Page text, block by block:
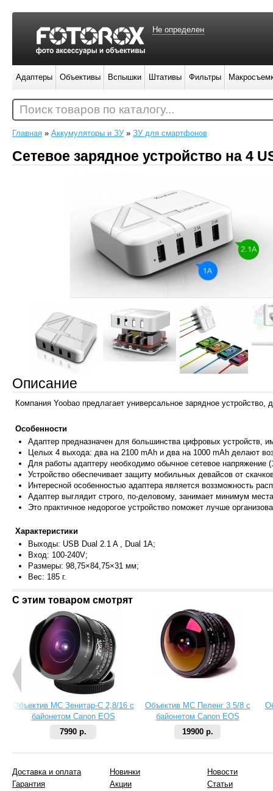
Главная » Аккумуляторы и ЗУ » ЗУ для смартфонов
Сетевое зарядное устройство на 4
Описание
Компания Yoobao предлагает универсальное зарядное
Особенности
Адаптер предназначен для большинства цифровых устройств,
Целых 4 выхода: два на 2100 mAh и два на 1000 mAh делают
Для работы адаптеру необходимо обычное сетевое напряжение
Устройство обеспечивает защиту мобильных девайсов от
Интересной особенностью адаптера является воззможность
Адаптер выглядит строго, по-деловому, занимает минимум
Это практичное недорогое устройство поможет лучше
Характеристики
Выходы: USB Dual 2.1 A , Dual 1A;
Вход: 100-240V;
Размеры: 98,75×84,75×31 мм;
Вес: 185 г.
С этим товаром смотрят
Объектив МС Зенитар-C 2,8/16 с
байонетом Canon EOS
7990 р.
Объектив МС Пеленг 3.5/8 с
байонетом Canon EOS
19900 р.
Не определен
Адаптеры Объективы Вспышки Штативы Фильтры
Поиск товаров по каталогу...
Доставка и оплата
Гарантия
Новинки
Акции
Новости
Статьи